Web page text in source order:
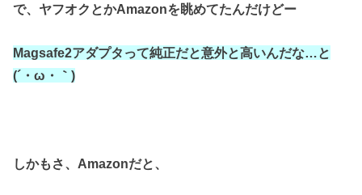
で、ヤフオクとかAmazonを眺めてたんだけどー
Magsafe2アダプタって純正だと意外と高いんだな…と
(´・ω・｀)
しかもさ、Amazonだと、